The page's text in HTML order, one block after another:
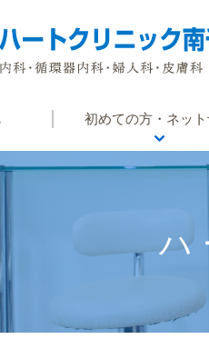
初めての方・ネッ
初めての方
よくある質問